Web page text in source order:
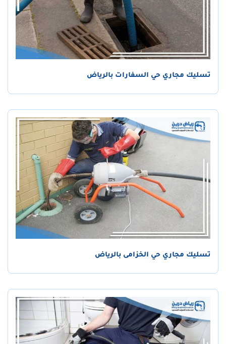
تسليك مجاري حي السفارات بالرياض
تسليك مجاري حي الخزامى بالرياض